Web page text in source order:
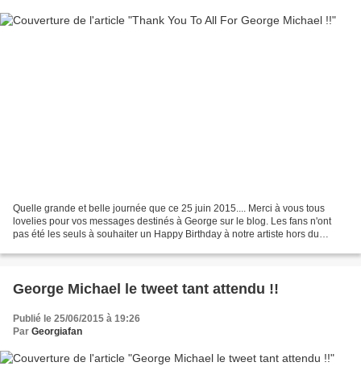
Quelle grande et belle journée que ce 25 juin 2015.... Merci à vous tous
lovelies pour vos messages destinés à George sur le blog. Les fans n'ont
pas été les seuls à souhaiter un Happy Birthday à notre artiste hors du
George Michael le tweet tant attendu !!
Publié le 25/06/2015 à 19:26
Par Georgiafan